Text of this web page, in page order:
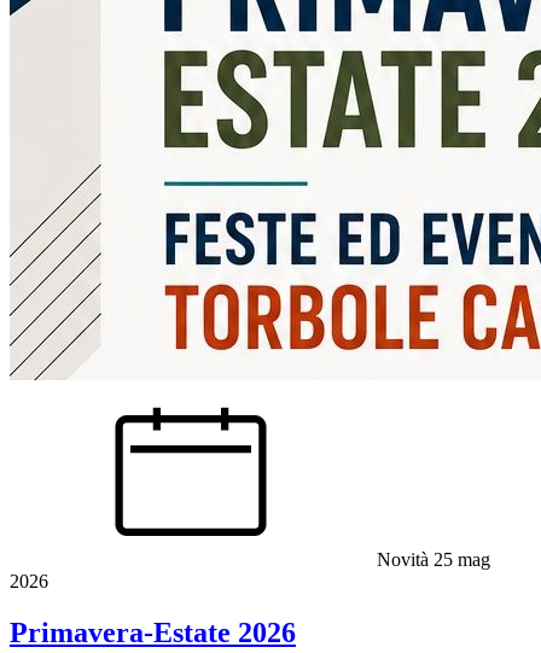
Novità 25 mag
2026
Primavera-Estate 2026